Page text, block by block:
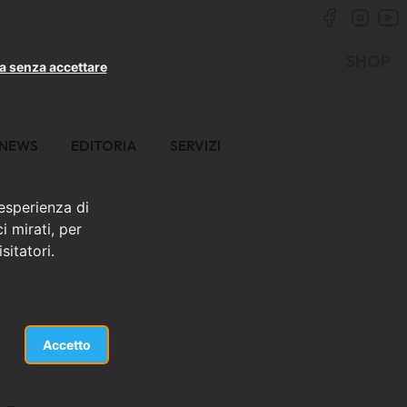
di
mirati, per
Accetto
senza accettare
EDITORIA SERVIZI